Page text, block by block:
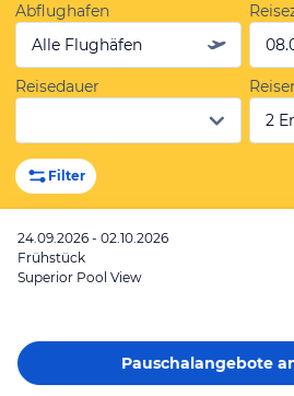
Abflughafen
Alle Flughäfen
Reisedauer
2
Filter
24.09.2026 - 02.10.2026
Frühstück
Superior Pool View
Pauschalangebote